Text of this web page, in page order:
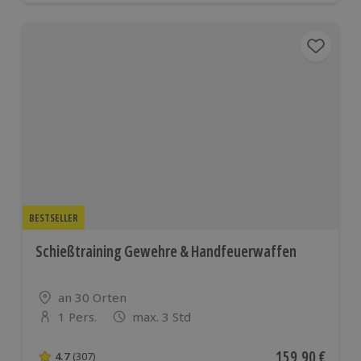
BESTSELLER
Schießtraining Gewehre & Handfeuerwaffen
Standort
an 30 Orten
Anzahl der Teilnehmer
1 Pers. max. 3 Std
4.7 (307) Aktueller Preis
159,90 €